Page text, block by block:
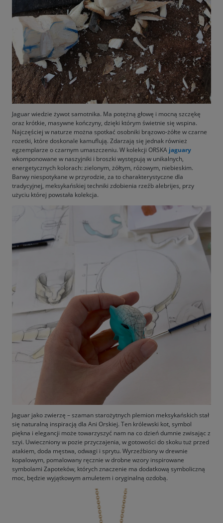
Jaguar wiedzie żywot samotnika. Ma potężną głowę i mocną szczękę
oraz krótkie, masywne kończyny, dzięki którym świetnie się wspina.
Najczęściej w naturze można spotkać osobniki brązowo-żółte w czarne
rozetki, które doskonale kamuflują. Zdarzają się jednak również
egzemplarze o czarnym umaszczeniu. W kolekcji ORSKA jaguary
wkomponowane w naszyjniki i broszki występują w unikalnych,
energetycznych kolorach: zielonym, żółtym, różowym, niebieskim.
Barwy niespotykane w przyrodzie, za to charakterystyczne dla
tradycyjnej, meksykańskiej techniki zdobienia rzeźb alebrijes, przy
użyciu której powstała kolekcja.
Jaguar jako zwierzę – szaman starożytnych plemion meksykańskich stał
się naturalną inspiracją dla Ani Orskiej. Ten królewski kot, symbol
piękna i elegancji może towarzyszyć nam na co dzień dumnie zwisając z
szyi. Uwieczniony w pozie przyczajenia, w gotowości do skoku tuż przed
atakiem, doda męstwa, odwagi i sprytu. Wyrzeźbiony w drewnie
kopalowym, pomalowany ręcznie w drobne wzory inspirowane
symbolami Zapoteków, których znaczenie ma dodatkową symboliczną
moc, będzie wyjątkowym amuletem i oryginalną ozdobą.